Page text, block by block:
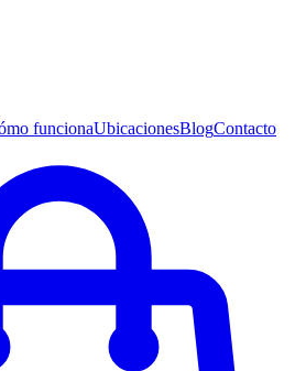
funcionaUbicacionesBlogContacto